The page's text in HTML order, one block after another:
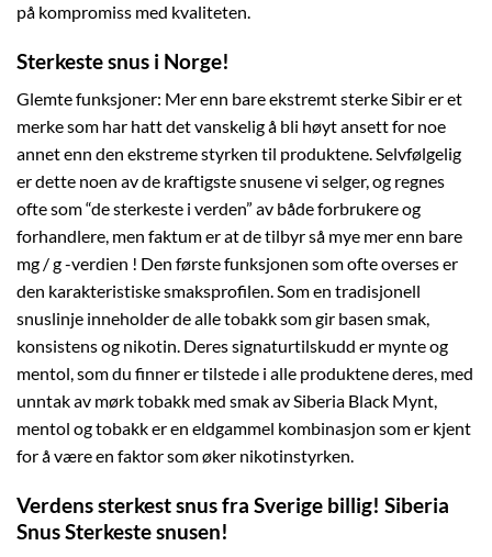
på kompromiss med kvaliteten.
Sterkeste snus i Norge!
Glemte funksjoner: Mer enn bare ekstremt sterke Sibir er et
merke som har hatt det vanskelig å bli høyt ansett for noe
annet enn den ekstreme styrken til produktene. Selvfølgelig
er dette noen av de kraftigste snusene vi selger, og regnes
ofte som “de sterkeste i verden” av både forbrukere og
forhandlere, men faktum er at de tilbyr så mye mer enn bare
mg / g -verdien ! Den første funksjonen som ofte overses er
den karakteristiske smaksprofilen. Som en tradisjonell
snuslinje inneholder de alle tobakk som gir basen smak,
konsistens og nikotin. Deres signaturtilskudd er mynte og
mentol, som du finner er tilstede i alle produktene deres, med
unntak av mørk tobakk med smak av Siberia Black Mynt,
mentol og tobakk er en eldgammel kombinasjon som er kjent
for å være en faktor som øker nikotinstyrken.
Verdens sterkest snus fra Sverige billig! Siberia
Snus Sterkeste snusen!